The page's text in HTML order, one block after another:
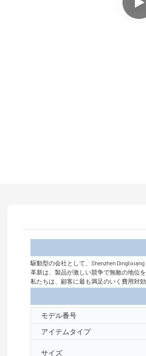
製
駆動型の会社として、Shenzhen
革新は、製品が激しい競争で無敵の地位
私たちは、顧客に最も満足のいく費用対
製品
モデル番号
アイテムタイプ
サイズ